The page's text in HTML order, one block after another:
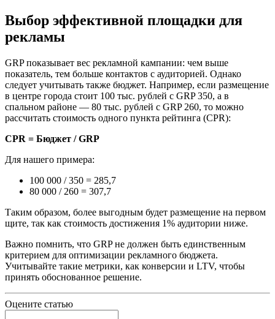
Выбор эффективной площадки для
рекламы
GRP показывает вес рекламной кампании: чем выше
показатель, тем больше контактов с аудиторией. Однако
следует учитывать также бюджет. Например, если размещение
в центре города стоит 100 тыс. рублей с GRP 350, а в
спальном районе — 80 тыс. рублей с GRP 260, то можно
рассчитать стоимость одного пункта рейтинга (CPR):
CPR = Бюджет / GRP
Для нашего примера:
100 000 / 350 = 285,7
80 000 / 260 = 307,7
Таким образом, более выгодным будет размещение на первом
щите, так как стоимость достижения 1% аудитории ниже.
Важно помнить, что GRP не должен быть единственным
критерием для оптимизации рекламного бюджета.
Учитывайте такие метрики, как конверсии и LTV, чтобы
принять обоснованное решение.
Оцените статью